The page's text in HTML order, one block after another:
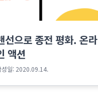
선으로 종전 평화. 온라
액션
성일: 2020.09.14.